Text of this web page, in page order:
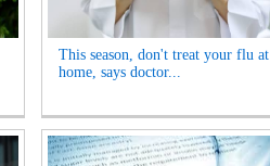
This season, don't treat your flu at
home, says doctor...